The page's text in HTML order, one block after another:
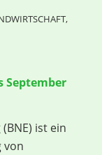
,
September
ist ein
von